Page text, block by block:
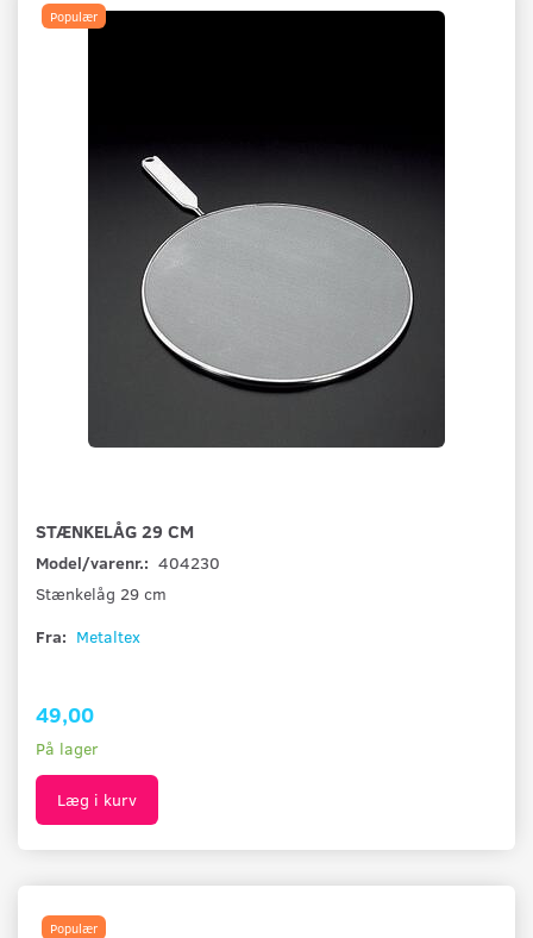
Populær
STÆNKELÅG 29 CM
Model/varenr.: 404230
Stænkelåg 29 cm
Fra: Metaltex
49,00
På lager
Læg i kurv
Populær